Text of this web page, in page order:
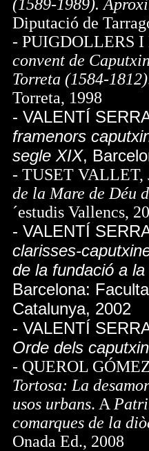
(1589-1989).
Diputació de
- PUIGDOLLERS
convent de
Torreta (1584-1812)
Torreta, 1998
- VALENTÍ
framenors
segle XIX,
- TUSET VALLET,
de la Mare de Déu
´estudis Vallencs,
- VALENTÍ
clarisses-
de la fundació a
Barcelona:
Catalunya, 2002
- VALENTÍ
Orde dels
- QUEROL
Tortosa: La
usos urbans. A
comarques de la
Onada Ed., 2008